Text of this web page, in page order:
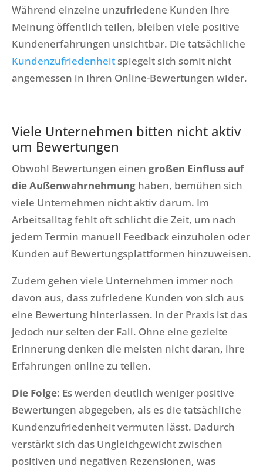
Während einzelne unzufriedene Kunden ihre
Meinung öffentlich teilen, bleiben viele positive
Kundenerfahrungen unsichtbar. Die tatsächliche
Kundenzufriedenheitspiegelt sich somit nicht
angemessen in Ihren Online-Bewertungen wider.
Viele Unternehmen bitten nicht aktiv
um Bewertungen
Obwohl Bewertungen einen großen Einfluss auf
die Außenwahrnehmung haben, bemühen sich
viele Unternehmen nicht aktiv darum. Im
Arbeitsalltag fehlt oft schlicht die Zeit, um nach
jedem Termin manuell Feedback einzuholen oder
Kunden auf Bewertungsplattformen hinzuweisen.
Zudem gehen viele Unternehmen immer noch
davon aus, dass zufriedene Kunden von sich aus
eine Bewertung hinterlassen. In der Praxis ist das
jedoch nur selten der Fall. Ohne eine gezielte
Erinnerung denken die meisten nicht daran, ihre
Erfahrungen online zu teilen.
Die Folge: Es werden deutlich weniger positive
Bewertungen abgegeben, als es die tatsächliche
Kundenzufriedenheit vermuten lässt. Dadurch
verstärkt sich das Ungleichgewicht zwischen
positiven und negativen Rezensionen, was